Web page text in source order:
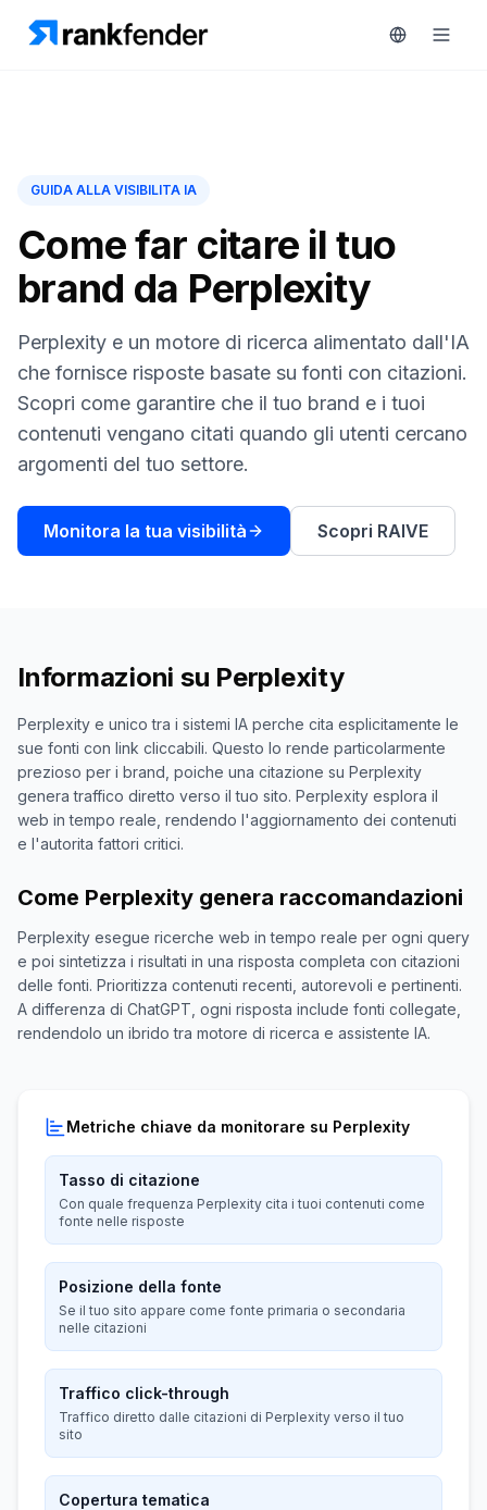
RAIVE
Engine
Monitoraggio
concorrenti
Intelligenza
AGISCI
ANALIZZA
Report
e
analisi
Soluzioni
Risorse
Strumenti
gratuiti
Prezzi
Prenota
GUIDA ALLA VISIBILITA IA
Come far citare il tuo
brand da Perplexity
Perplexity e un motore di ricerca alimentato dall'IA
che fornisce risposte basate su fonti con citazioni.
Scopri come garantire che il tuo brand e i tuoi
contenuti vengano citati quando gli utenti cercano
argomenti del tuo settore.
Monitora la tua visibilità Scopri RAIVE
Informazioni su Perplexity
Perplexity e unico tra i sistemi IA perche cita esplicitamente le
sue fonti con link cliccabili. Questo lo rende particolarmente
prezioso per i brand, poiche una citazione su Perplexity
genera traffico diretto verso il tuo sito. Perplexity esplora il
web in tempo reale, rendendo l'aggiornamento dei contenuti
e l'autorita fattori critici.
Come Perplexity genera raccomandazioni
Perplexity esegue ricerche web in tempo reale per ogni query
e poi sintetizza i risultati in una risposta completa con citazioni
delle fonti. Prioritizza contenuti recenti, autorevoli e pertinenti.
A differenza di ChatGPT, ogni risposta include fonti collegate,
rendendolo un ibrido tra motore di ricerca e assistente IA.
Metriche chiave da monitorare su Perplexity
Tasso di citazione
Con quale frequenza Perplexity cita i tuoi contenuti come
fonte nelle risposte
Posizione della fonte
Se il tuo sito appare come fonte primaria o secondaria
nelle citazioni
Traffico click-through
Traffico diretto dalle citazioni di Perplexity verso il tuo
sito
Copertura tematica